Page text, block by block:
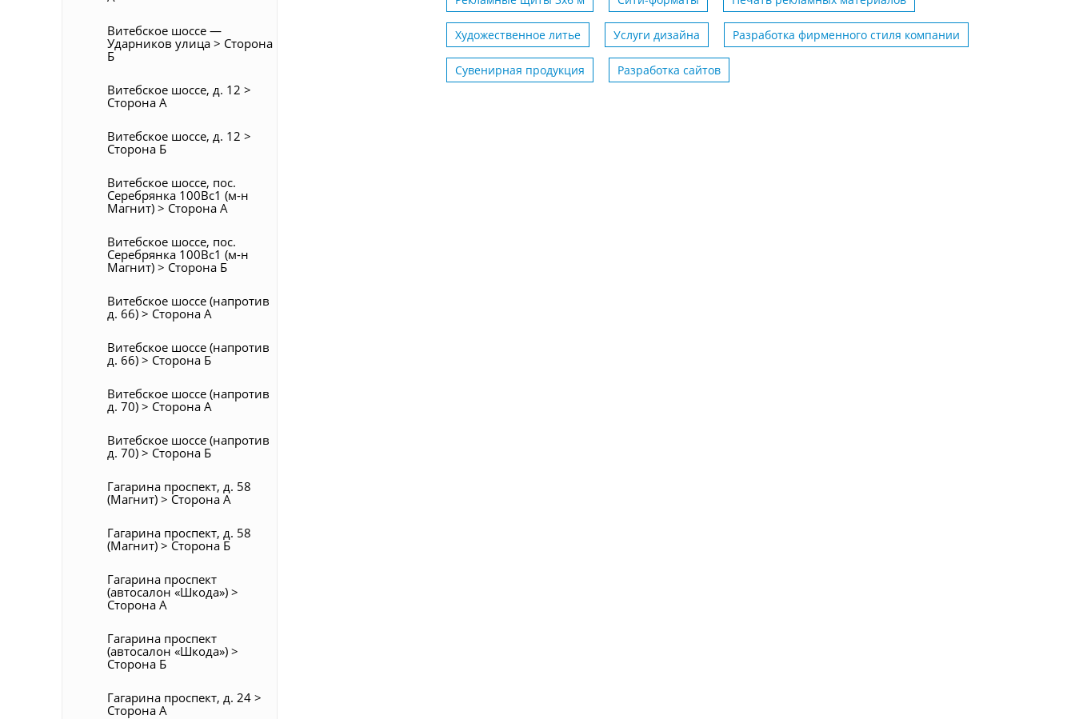
Витебское шоссе —
Ударников улица > Сторона
Б
Витебское шоссе, д. 12 >
Сторона А
Витебское шоссе, д. 12 >
Сторона Б
Витебское шоссе, пос.
Серебрянка 100Вс1 (м-н
Магнит) > Сторона А
Витебское шоссе, пос.
Серебрянка 100Вс1 (м-н
Магнит) > Сторона Б
Витебское шоссе (напротив
д. 66) > Сторона А
Витебское шоссе (напротив
д. 66) > Сторона Б
Витебское шоссе (напротив
д. 70) > Сторона А
Витебское шоссе (напротив
д. 70) > Сторона Б
Гагарина проспект, д. 58
(Магнит) > Сторона А
Гагарина проспект, д. 58
(Магнит) > Сторона Б
Гагарина проспект
(автосалон «Шкода») >
Сторона А
Гагарина проспект
(автосалон «Шкода») >
Сторона Б
Гагарина проспект, д. 24 >
Сторона А
Художественное литье Услуги дизайна Разработка фирменного стиля компании
Сувенирная продукция Разработка сайтов